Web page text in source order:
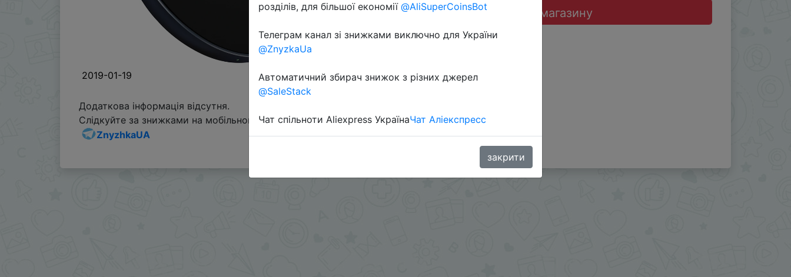
2019-01-19
Перейти до магазину
Додаткова інформація відсутня.
Слідкуйте за знижками на мобільному, в телеграм каналі:
ZnyzhkaUA
розділів, для більшої економії @AliSuperCoinsBot
Телеграм канал зі знижками виключно для України
@ZnyzkaUa
Автоматичний збирач знижок з різних джерел
@SaleStack
Чат спільноти Aliexpress УкраїнаЧат Аліекспресс
закрити